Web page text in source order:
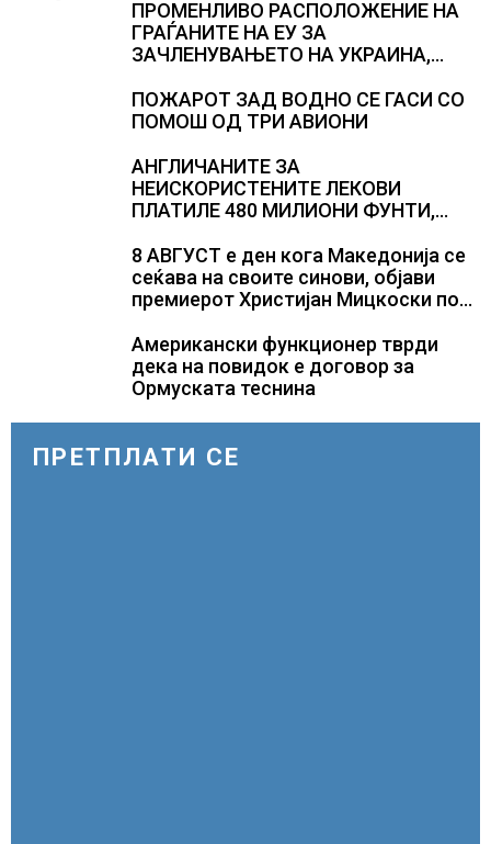
ПРОМЕНЛИВО РАСПОЛОЖЕНИЕ НА
ГРАЃАНИТЕ НА ЕУ ЗА
ЗАЧЛЕНУВАЊЕТО НА УКРАИНА,
Полска, Франција и Германија
ПОЖАРОТ ЗАД ВОДНО СЕ ГАСИ СО
ПОМОШ ОД ТРИ АВИОНИ
АНГЛИЧАНИТЕ ЗА
НЕИСКОРИСТЕНИТЕ ЛЕКОВИ
ПЛАТИЛЕ 480 МИЛИОНИ ФУНТИ,
само лекови што навистина им се
потребни
8 АВГУСТ е ден кога Македонија се
сеќава на своите синови, објави
премиерот Христијан Мицкоски по
загинувањето на десетмината
прилепски бранители
Американски функционер тврди
дека на повидок е договор за
Ормуската теснина
ПРЕТПЛАТИ СЕ